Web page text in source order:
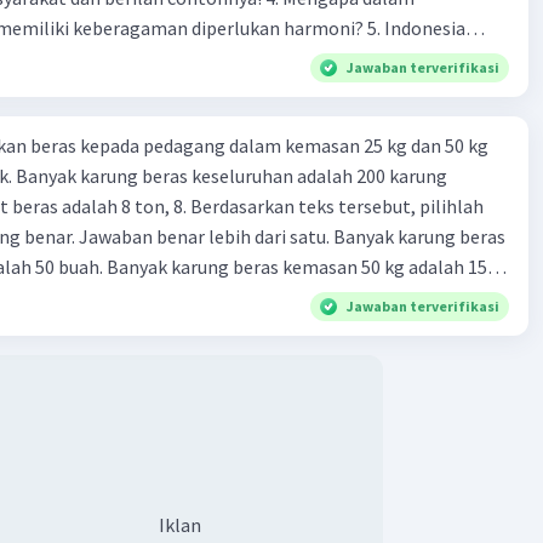
keberagaman diperlukan harmoni? 5. Indonesia
yang kaya akan keberagaman baik dilihat dari agama, suku,
Berdasarkan pernyataan tersebut, apa yang dapat
Jawaban terverifikasi
beras kepada pedagang dalam kemasan 25 kg dan 50 kg
Banyak karung beras keseluruhan adalah 200 karung
adalah 8 ton, 8. Berdasarkan teks tersebut, pilihlah
benar. Jawaban benar lebih dari satu. Banyak karung beras
50 buah. Banyak karung beras kemasan 50 kg adalah 150
dalam kemasan 25 kg adalah 2 ton. Perbandingan berat
kg dan 50 kg dalam truk adalah 1: 3. 9. Berdasarkan teks
Jawaban terverifikasi
Iklan